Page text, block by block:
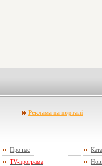
Реклама на порталі
Про нас
TV-програма